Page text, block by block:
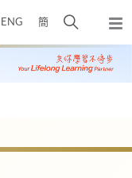
ENG 簡
開
搜
尋
彈
出
主